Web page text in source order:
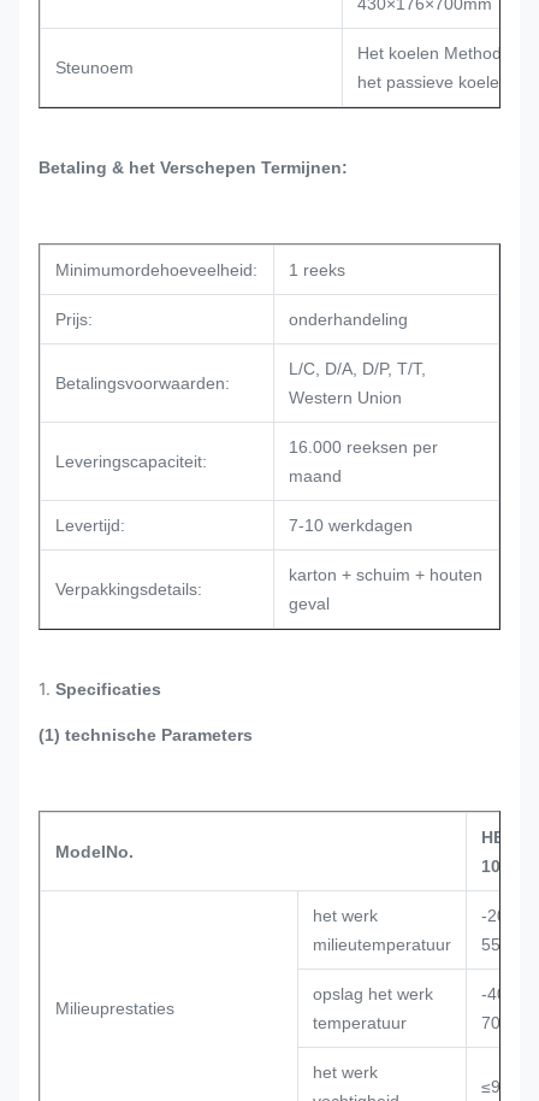
Steunoem
Het koelen Methode:
het passieve koelen
Betaling & het Verschepen Termijnen:
Minimumordehoeveelheid: 1 reeks
Prijs: onderhandeling
Betalingsvoorwaarden:
L/C, D/A, D/P, T/T,
Western Union
Leveringscapaciteit:
16.000 reeksen per
maand
Levertijd: 7-10 werkdagen
Verpakkingsdetails:
karton + schuim + houten
geval
1. Specificaties
(1) technische Parameters
ModelNo.
HE06-
Milieuprestaties
het werk
milieutemperatuur
-20°C ~
55°C
opslag het werk
temperatuur
-40°C ~
70°C
het werk
≤95%